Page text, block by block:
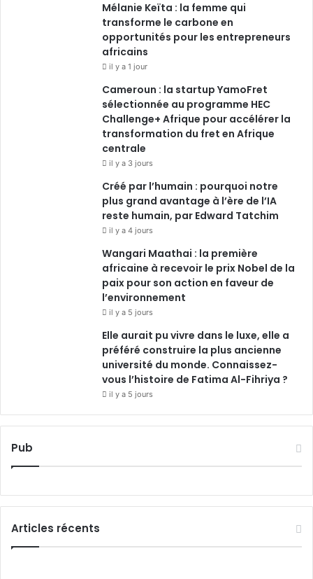
Mélanie Keïta : la femme qui
transforme le carbone en
opportunités pour les entrepreneurs
africains
il y a 1 jour
Cameroun : la startup YamoFret
sélectionnée au programme HEC
Challenge+ Afrique pour accélérer la
transformation du fret en Afrique
centrale
il y a 3 jours
Créé par l’humain : pourquoi notre
plus grand avantage à l’ère de l’IA
reste humain, par Edward Tatchim
il y a 4 jours
Wangari Maathai : la première
africaine à recevoir le prix Nobel de la
paix pour son action en faveur de
l’environnement
il y a 5 jours
Elle aurait pu vivre dans le luxe, elle a
préféré construire la plus ancienne
université du monde. Connaissez-
vous l’histoire de Fatima Al-Fihriya ?
il y a 5 jours
Pub
Articles récents